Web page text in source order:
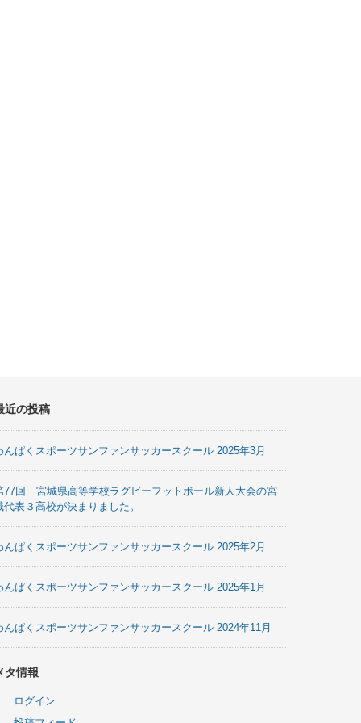
近の投稿
んぱくスポーツサンファンサッカースクール 2025年3月
77回 宮城県高等学校ラグビーフットボール新人大会の宮
代表３高校が決まりました。
んぱくスポーツサンファンサッカースクール 2025年2月
んぱくスポーツサンファンサッカースクール 2025年1月
んぱくスポーツサンファンサッカースクール 2024年11月
タ情報
ログイン